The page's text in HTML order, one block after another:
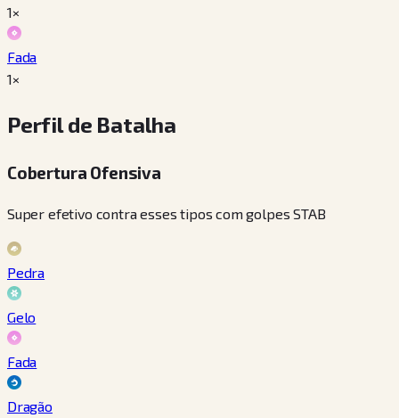
1×
Fada
1×
Perfil de Batalha
Cobertura Ofensiva
Super efetivo contra esses tipos com golpes STAB
Pedra
Gelo
Fada
Dragão